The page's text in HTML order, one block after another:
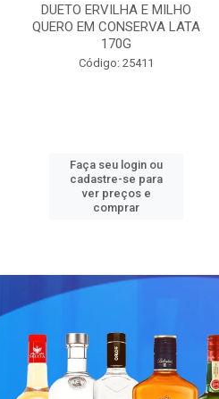
DUETO ERVILHA E MILHO
QUERO EM CONSERVA LATA
170G
Código: 25411
Faça seu login ou
cadastre-se para
ver preços e
comprar